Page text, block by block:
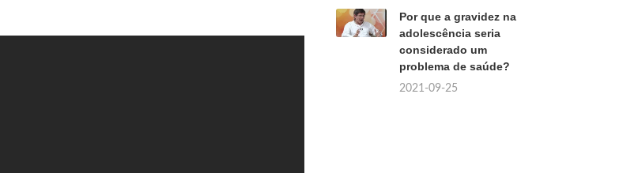
Por que a gravidez na
adolescência seria
considerado um
problema de saúde?
2021-09-25